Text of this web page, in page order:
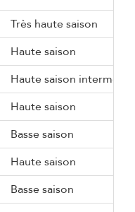
Très haute saison
Haute saison
Haute saison
Haute saison
Basse saison
Haute saison
Basse saison